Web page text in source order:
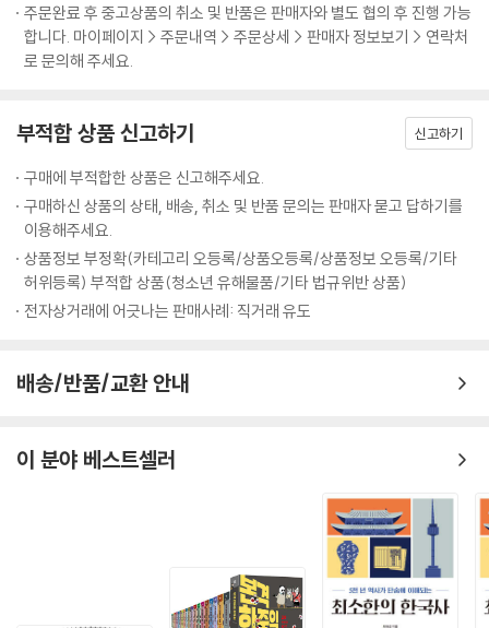
주문완료 후 중고상품의 취소 및 반품은 판매자와 별도 협의 후 진행 가능
합니다. 마이페이지 > 주문내역 > 주문상세 > 판매자 정보보기 > 연락처
로 문의해 주세요.
부적합 상품 신고하기 신고하기
구매에 부적합한 상품은 신고해주세요.
구매하신 상품의 상태, 배송, 취소 및 반품 문의는 판매자 묻고 답하기를
이용해주세요.
상품정보 부정확(카테고리 오등록/상품오등록/상품정보 오등록/기타
허위등록) 부적합 상품(청소년 유해물품/기타 법규위반 상품)
전자상거래에 어긋나는 판매사례: 직거래 유도
배송/반품/교환 안내
이 분야 베스트셀러